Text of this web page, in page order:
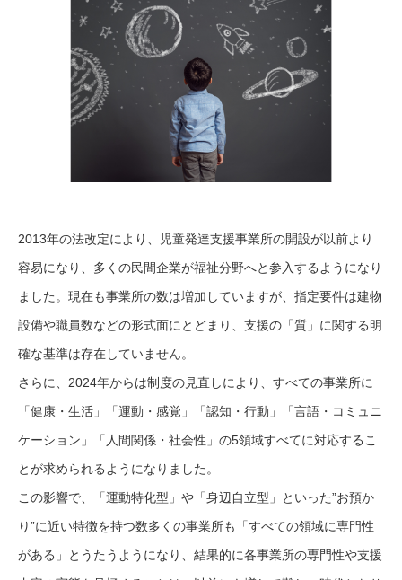
2013年の法改定により、児童発達支援事業所の開設が以前より
容易になり、多くの民間企業が福祉分野へと参入するようになり
ました。現在も事業所の数は増加していますが、指定要件は建物
設備や職員数などの形式面にとどまり、支援の「質」に関する明
確な基準は存在していません。
さらに、2024年からは制度の見直しにより、すべての事業所に
「健康・生活」「運動・感覚」「認知・行動」「言語・コミュニ
ケーション」「人間関係・社会性」の5領域すべてに対応するこ
とが求められるようになりました。
この影響で、「運動特化型」や「身辺自立型」といった”お預か
り”に近い特徴を持つ数多くの事業所も「すべての領域に専門性
がある」とうたうようになり、結果的に各事業所の専門性や支援